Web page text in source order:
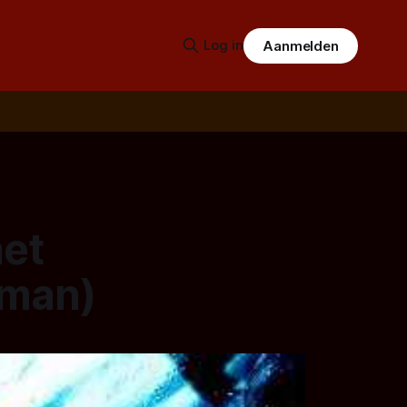
Log in Aanmelden